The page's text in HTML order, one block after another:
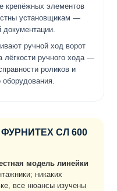
крепёжных элементов
установщикам —
документации.
ручной ход ворот
лёгкости ручного хода —
роликов и
оборудования.
ФУРНИТЕХ СЛ 600
модель линейки
никаких
все нюансы изучены